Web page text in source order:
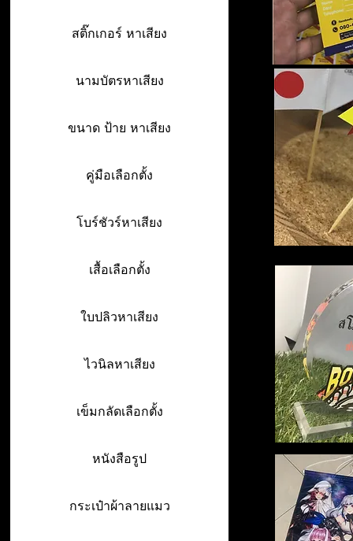
สติ๊กเกอร์ หาเสียง
นามบัตรหาเสียง
ขนาด ป้าย หาเสียง
คู่มือเลือกตั้ง
โบร์ชัวร์หาเสียง
เสื้อเลือกตั้ง
ใบปลิวหาเสียง
ไวนิลหาเสียง
เข็มกลัดเลือกตั้ง
หนังสือรูป
กระเป๋าผ้าลายแมว